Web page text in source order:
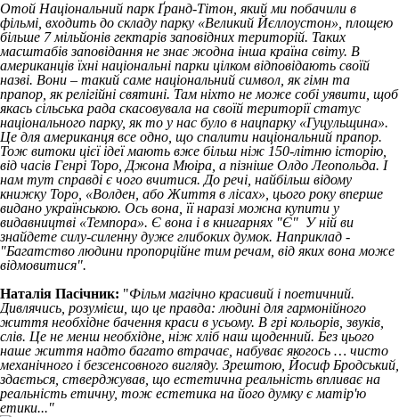
Отой Національний парк Ґранд-Тітон, який ми побачили в
фільмі, входить до складу парку «Великий Йєллоустон», площею
більше 7 мільйонів гектарів заповідних територій. Таких
масштабів заповідання не знає жодна інша країна світу. В
американців їхні національні парки цілком відповідають своїй
назві. Вони – такий саме національний символ, як гімн та
прапор, як релігійні святині. Там ніхто не може собі уявити, щоб
якась сільська рада скасовувала на своїй території статус
національного парку, як то у нас було в нацпарку «Гуцульщина».
Це для американця все одно, що спалити національний прапор.
Тож витоки цієї ідеї мають вже більш ніж 150-літню історію,
від часів Генрі Торо, Джона Мюіра, а пізніше Олдо Леопольда. І
нам тут справді є чого вчитися. До речі, найбільш відому
книжку Торо, «Волден, або Життя в лісах», цього року вперше
видано українською. Ось вона, її наразі можна купити у
видавництві «Темпора». Є вона і в книгарнях "Є" У ній ви
знайдете силу-силенну дуже глибоких думок. Наприклад -
"Багатство людини пропорційне тим речам, від яких вона може
відмовитися".
Наталія Пасічник: "Фільм магічно красивий і поетичний.
Дивлячись, розумієш, що це правда: людині для гармонійного
життя необхідне бачення краси в усьому. В грі кольорів, звуків,
слів. Це не менш необхідне, ніж хліб наш щоденний. Без цього
наше життя надто багато втрачає, набуває якогось … чисто
механічного і безсенсовного вигляду. Зрештою, Йосиф Бродський,
здається, стверджував, що естетична реальність впливає на
реальність етичну, тож естетика на його думку є матір'ю
етики..."